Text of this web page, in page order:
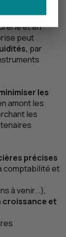
et en
peut
par
les
amont les
les
précises
comptabilité et
à venir...),
croissance et